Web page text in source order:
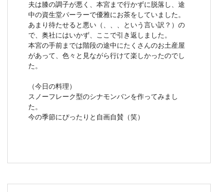
夫は膝の調子が悪く、本宮まで行かずに脱落し、途
中の資生堂パーラーで優雅にお茶をしていました。
あまり待たせると悪い（、、、という言い訳？）の
で、奥社にはいかず、ここで引き返しました。
本宮の手前までは階段の途中にたくさんのお土産屋
があって、色々と見ながら行けて楽しかったのでし
た。
（今日の料理）
スノーフレーク型のシナモンバンを作ってみまし
た。
今の季節にぴったりと自画自賛（笑）